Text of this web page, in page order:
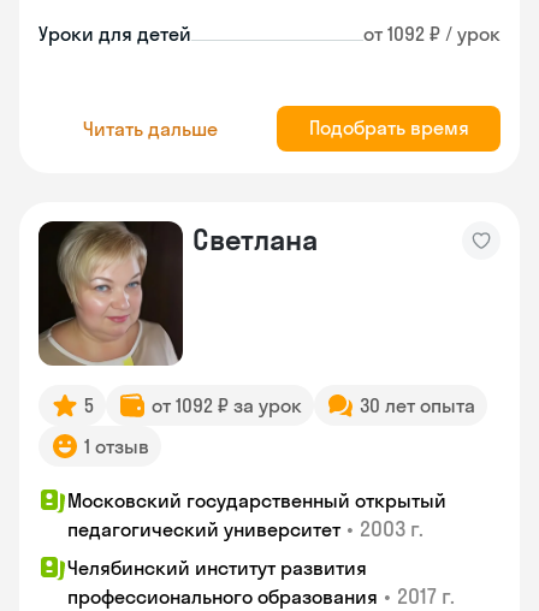
Уроки для детей от 1092 ₽ / урок
Читать дальше Подобрать время
Светлана
5 от 1092 ₽ за урок
30 лет опыта
1 отзыв
Московский государственный открытый
педагогический университет • 2003 г.
Челябинский институт развития
профессионального образования • 2017 г.